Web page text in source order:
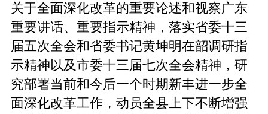
关于全面深化改革的重要论述和视察广东
重要讲话、重要指示精神，落实省委十三
届五次全会和省委书记黄坤明在韶调研指
示精神以及市委十三届七次全会精神，研
究部署当前和今后一个时期新丰进一步全
面深化改革工作，动员全县上下不断增强